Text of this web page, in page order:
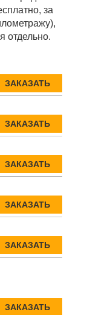
за
отдельно.
ЗАКАЗАТЬ
ЗАКАЗАТЬ
ЗАКАЗАТЬ
ЗАКАЗАТЬ
ЗАКАЗАТЬ
ЗАКАЗАТЬ